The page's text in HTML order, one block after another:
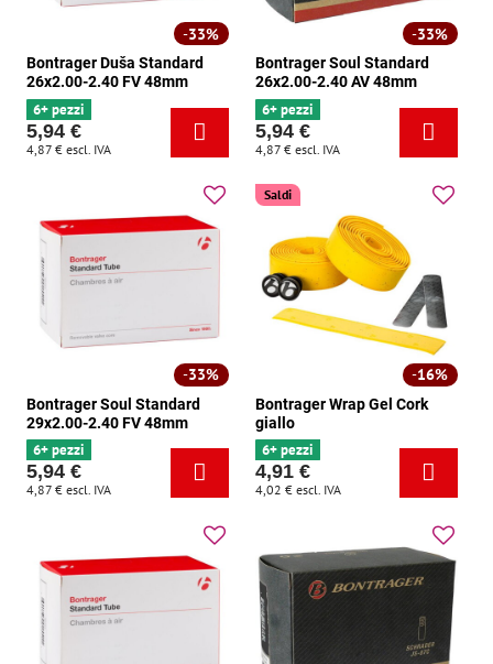
33%
Bontrager Duša Standard
26x2.00-2.40 FV 48mm
6+ pezzi
5,94 €
4,87 € escl. IVA
33%
Bontrager Soul Standard
26x2.00-2.40 AV 48mm
6+ pezzi
5,94 €
4,87 € escl. IVA
33%
Bontrager Soul Standard
29x2.00-2.40 FV 48mm
6+ pezzi
5,94 €
4,87 € escl. IVA
16%
Saldi
Bontrager Wrap Gel Cork
giallo
6+ pezzi
4,91 €
4,02 € escl. IVA